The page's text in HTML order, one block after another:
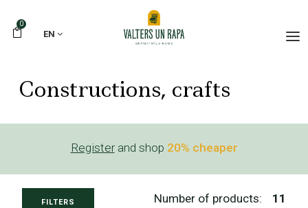
0
EN
Constructions, crafts
Register and shop 20% cheaper
FILTERS Number of products: 11